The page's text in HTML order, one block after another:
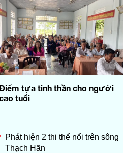
tựa tinh thần cho người
tuổi
Phát hiện 2 thi thể nổi trên sông
Thạch Hãn